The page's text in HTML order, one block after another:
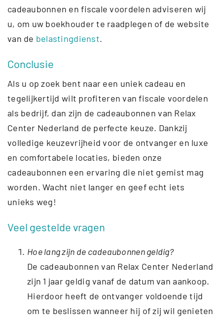
cadeaubonnen en fiscale voordelen adviseren wij
u, om uw boekhouder te raadplegen of de website
van de belastingdienst.
Conclusie
Als u op zoek bent naar een uniek cadeau en
tegelijkertijd wilt profiteren van fiscale voordelen
als bedrijf, dan zijn de cadeaubonnen van Relax
Center Nederland de perfecte keuze. Dankzij
volledige keuzevrijheid voor de ontvanger en luxe
en comfortabele locaties, bieden onze
cadeaubonnen een ervaring die niet gemist mag
worden. Wacht niet langer en geef echt iets
unieks weg!
Veel gestelde vragen
Hoe lang zijn de cadeaubonnen geldig?
De cadeaubonnen van Relax Center Nederland
zijn 1 jaar geldig vanaf de datum van aankoop.
Hierdoor heeft de ontvanger voldoende tijd
om te beslissen wanneer hij of zij wil genieten